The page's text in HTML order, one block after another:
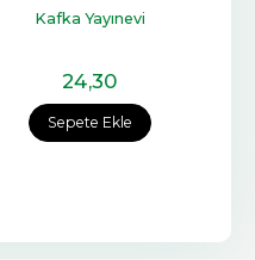
Sepete Ekle
Kafka Yayınevi
24,30